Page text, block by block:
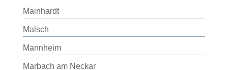
Mainhardt
Malsch
Mannheim
Marbach am Neckar